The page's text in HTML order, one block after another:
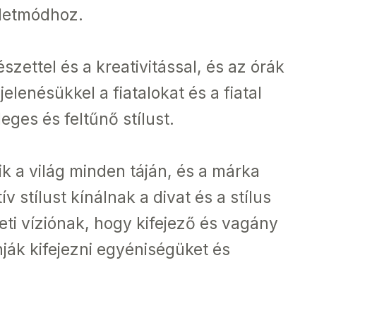
és a kreativitással, és az órák
a fiatalokat és a fiatal
és feltűnő stílust.
a világ minden táján, és a márka
stílust kínálnak a divat és a stílus
víziónak, hogy kifejező és vagány
kifejezni egyéniségüket és